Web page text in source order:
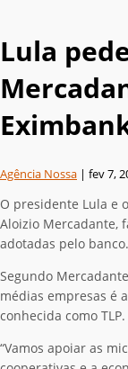
Lula
Agência Nossa | fev 7,
O presidente Lula e
Aloizio Mercadante,
adotadas pelo banco.
Segundo
médias empresas é
conhecida como TLP.
“Vamos apoiar as